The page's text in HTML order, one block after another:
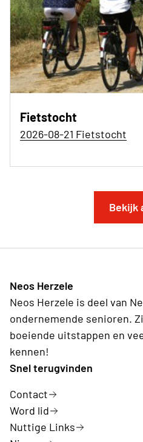
Fietstocht
2026-08-21 Fietstocht
Bekijk
Neos Herzele
Neos Herzele is deel van
ondernemende senioren.
boeiende uitstappen en
kennen!
Snel terugvinden
Contact
Word lid
Nuttige Links